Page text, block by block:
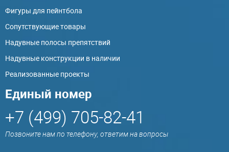
Фигуры для пейнтбола
Сопутствующие товары
Надувные полосы препятствий
Надувные конструкции в наличии
Реализованные проекты
Единый номер
+7 (499) 705-82-41
Позвоните нам по телефону, ответим на вопросы